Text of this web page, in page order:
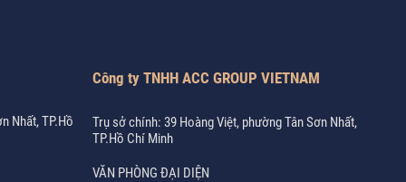
Nhất, TP.Hồ
Công ty TNHH ACC GROUP VIETNAM
Trụ sở chính: 39 Hoàng Việt, phường Tân Sơn Nhất,
TP.Hồ Chí Minh
VĂN PHÒNG ĐẠI DIỆN